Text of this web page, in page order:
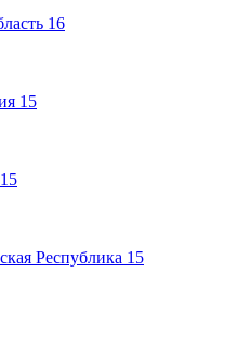
16
15
15
Республика 15